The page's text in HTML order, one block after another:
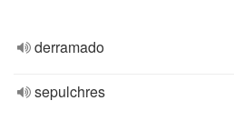
derramado
sepulchres